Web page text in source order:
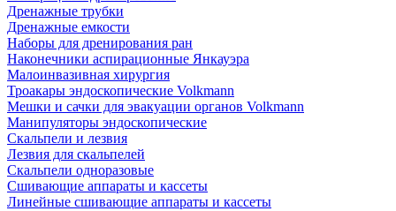
Дренажные трубки
Дренажные емкости
Наборы для дренирования ран
Наконечники аспирационные Янкауэра
Малоинвазивная хирургия
Троакары эндоскопические Volkmann
Мешки и сачки для эвакуации органов Volkmann
Манипуляторы эндоскопические
Скальпели и лезвия
Лезвия для скальпелей
Скальпели одноразовые
Сшивающие аппараты и кассеты
Линейные сшивающие аппараты и кассеты